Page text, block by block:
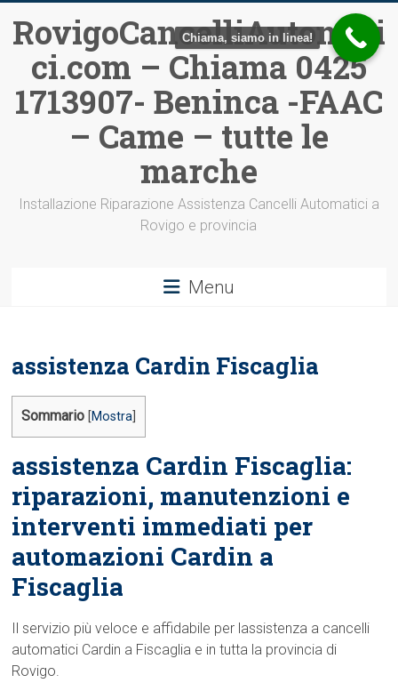
contenuto
RovigoCancelliAutomati
ci.com – Chiama 0425
1713907- Beninca -FAAC
– Came – tutte le
marche
Installazione Riparazione Assistenza Cancelli Automatici a
Rovigo e provincia
Menu
assistenza Cardin Fiscaglia
Sommario Mostra
assistenza Cardin Fiscaglia:
riparazioni, manutenzioni e
interventi immediati per
automazioni Cardin a
Fiscaglia
Il servizio più veloce e affidabile per lassistenza a cancelli
automatici Cardin a Fiscaglia e in tutta la provincia di
Rovigo.
Chiama, siamo in linea!